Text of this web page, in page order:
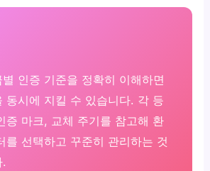
인증 기준을 정확히 이해하면
동시에 지킬 수 있습니다. 각 등
증 마크, 교체 주기를 참고해 환
를 선택하고 꾸준히 관리하는 것